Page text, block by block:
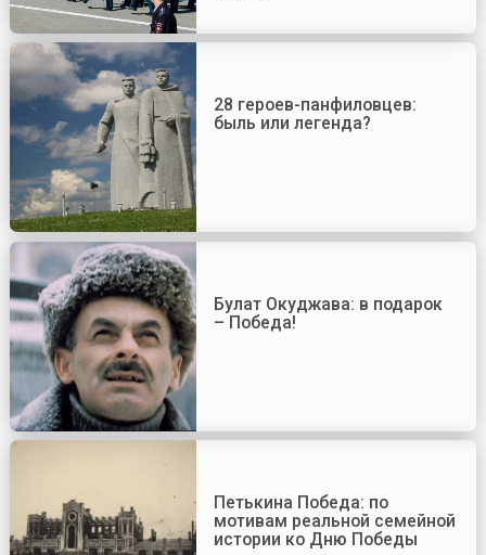
28 героев-панфиловцев:
быль или легенда?
Булат Окуджава: в подарок
– Победа!
Петькина Победа: по
мотивам реальной семейной
истории ко Дню Победы